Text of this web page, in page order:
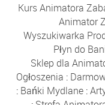
Kurs Animatora
Animator
Wyszukiwarka
Płyn do
Sklep dla
Ogłoszenia :
: Bańki Mydlane :